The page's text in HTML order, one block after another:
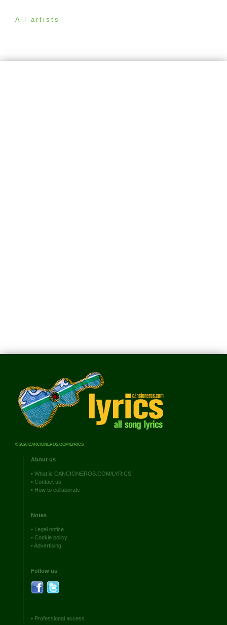
All artists
© 2026 CANCIONEROS.COM/LYRICS
About us
• What is CANCIONEROS.COM/LYRICS
• Contact us
• How to collaborate
Notes
•
Legal notice
• Cookie policy
•Advertising
Follow us
• Professional access